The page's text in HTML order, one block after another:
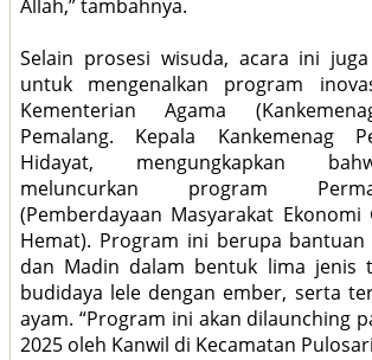
Allah,” tambahnya.
Selain prosesi wisuda, acara ini
untuk mengenalkan program
Kementerian Agama
Pemalang. Kepala Kankemenag
Hidayat, mengungkapkan
meluncurkan program
(Pemberdayaan Masyarakat Ekonomi
Hemat). Program ini berupa bantuan
dan Madin dalam bentuk lima jenis
budidaya lele dengan ember, serta
ayam. “Program ini akan dilaunching
2025 oleh Kanwil di Kecamatan